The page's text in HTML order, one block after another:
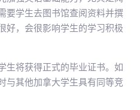
要学生去图书馆查阅资料并撰
好，会很影响学生的学习积极
生将获得正式的毕业证书。如
与其他加拿大学生具有同等竞